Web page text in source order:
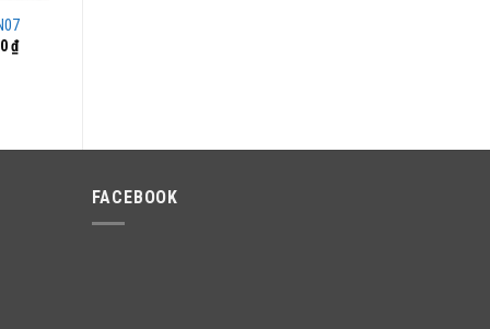
₫Giá
hiện
FACEBOOK